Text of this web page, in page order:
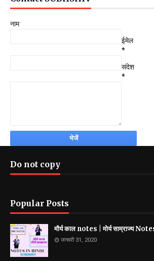
नाम
ईमेल
*
संदेश
*
Do not copy
Popular Posts
मौर्य काल notes | मोर्य साम्राज्य
जनवरी 31, 2020